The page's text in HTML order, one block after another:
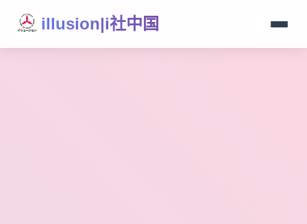
illusion|i社中国